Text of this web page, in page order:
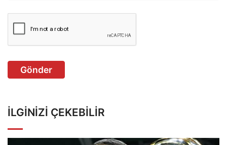
Gönder
İLGINIZI ÇEKEBILIR